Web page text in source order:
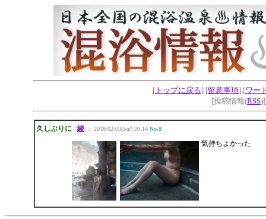
[ トップに戻る] [留意事項] [ワー
[投稿情報(RSS
久しぶりに 綾： 2018/02/03(Sat) 20:14 No.8
気持ちよかった